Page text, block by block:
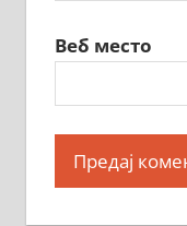
Веб место